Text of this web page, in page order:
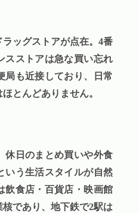
ッグストアが点在。4番
スストアは急な買い忘れ
局も近接しており、日常
とんどありません。
休日のまとめ買いや外食
いう生活スタイルが自然
飲食店・百貨店・映画館
であり、地下鉄で2駅は